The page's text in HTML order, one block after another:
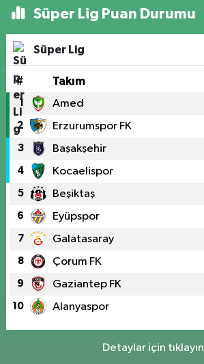
Süper Lig Puan Durumu
Süper Lig
# Takım
1 Amed
2 Erzurumspor FK
3 Başakşehir
4 Kocaelispor
5 Beşiktaş
6 Eyüpspor
7 Galatasaray
8 Çorum FK
9 Gaziantep FK
10 Alanyaspor
Detaylar için tıklayın